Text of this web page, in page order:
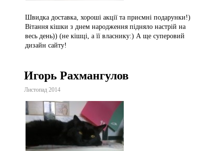
Швидка доставка, хороші акції та приємні подарунки!)
Вітання кішки з днем народження підняло настрій на
весь день)) (не кішці, а її власнику:) А ще суперовий
дизайн сайту!
Игорь Рахмангулов
Листопад 2014